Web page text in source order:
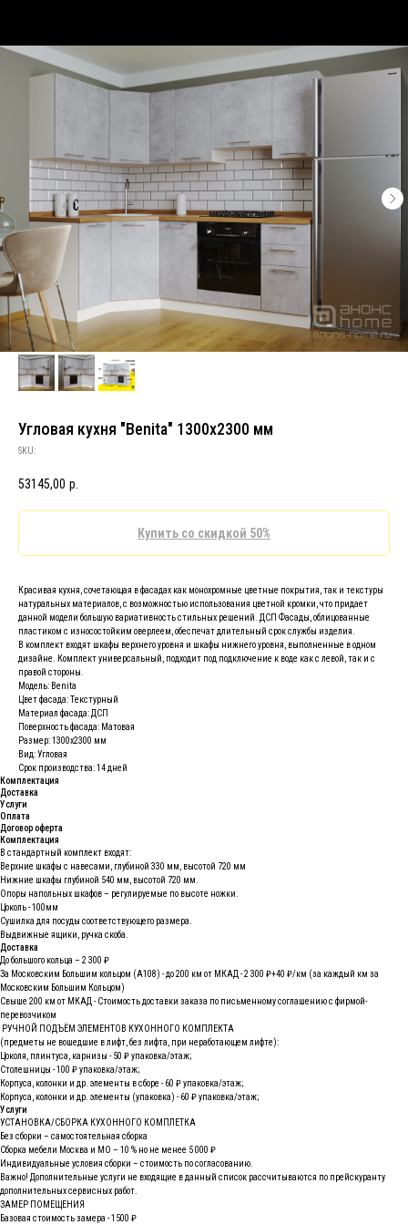
Угловая кухня "Benita" 1300х2300 мм
SKU:
53145,00 р.
Купить со скидкой 50%
Красивая кухня, сочетающая в фасадах как монохромные цветные покрытия, так и текстуры
натуральных материалов, с возможностью использования цветной кромки, что придает
данной модели большую вариативность стильных решений. ДСП Фасады, облицованные
пластиком с износостойким оверлеем, обеспечат длительный срок службы изделия.
В комплект входят шкафы верхнего уровня и шкафы нижнего уровня, выполненные в одном
дизайне. Комплект универсальный, подходит под подключение к воде как с левой, так и с
правой стороны.
Модель: Benita
Цвет фасада: Текстурный
Материал фасада: ДСП
Поверхность фасада: Матовая
Размер: 1300х2300 мм
Вид: Угловая
Срок производства: 14 дней
Комплектация
Доставка
Услуги
Оплата
Договор оферта
Комплектация
В стандартный комплект входят:
Верхние шкафы с навесами, глубиной 330 мм, высотой 720 мм
Нижние шкафы глубиной 540 мм, высотой 720 мм.
Опоры напольных шкафов – регулируемые по высоте ножки.
Цоколь - 100мм
Сушилка для посуды соответствующего размера.
Выдвижные ящики, ручка скоба.
Доставка
До большого кольца – 2 300 ₽
За Московским Большим кольцом (А108) - до 200 км от МКАД - 2 300 ₽+40 ₽/км (за каждый км за
Московским Большим Кольцом)
Свыше 200 км от МКАД - Стоимость доставки заказа по письменному соглашению с фирмой-
перевозчиком
РУЧНОЙ ПОДЪЁМ ЭЛЕМЕНТОВ КУХОННОГО КОМПЛЕКТА
(предметы не вошедшие в лифт, без лифта, при неработающем лифте):
Цоколя, плинтуса, карнизы - 50 ₽ упаковка/этаж;
Столешницы - 100 ₽ упаковка/этаж;
Корпуса, колонки и др. элементы в сборе - 60 ₽ упаковка/этаж;
Корпуса, колонки и др. элементы (упаковка) - 60 ₽ упаковка/этаж;
Услуги
УСТАНОВКА/СБОРКА КУХОННОГО КОМПЛЕТКА
Без сборки – самостоятельная сборка
Сборка мебели Москва и МО – 10 % но не менее 5 000 ₽
Индивидуальные условия сборки – стоимость по согласованию.
Важно! Дополнительные услуги не входящие в данный список рассчитываются по прейскуранту
дополнительных сервисных работ.
ЗАМЕР ПОМЕЩЕНИЯ
Базовая стоимость замера - 1500 ₽